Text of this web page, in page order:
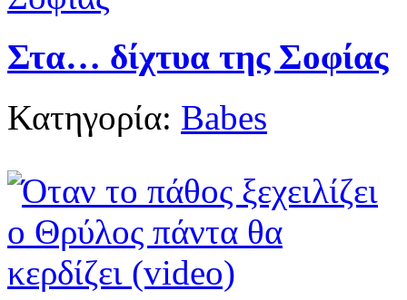
Στα… δίχτυα της Σοφίας
Κατηγορία: Babes